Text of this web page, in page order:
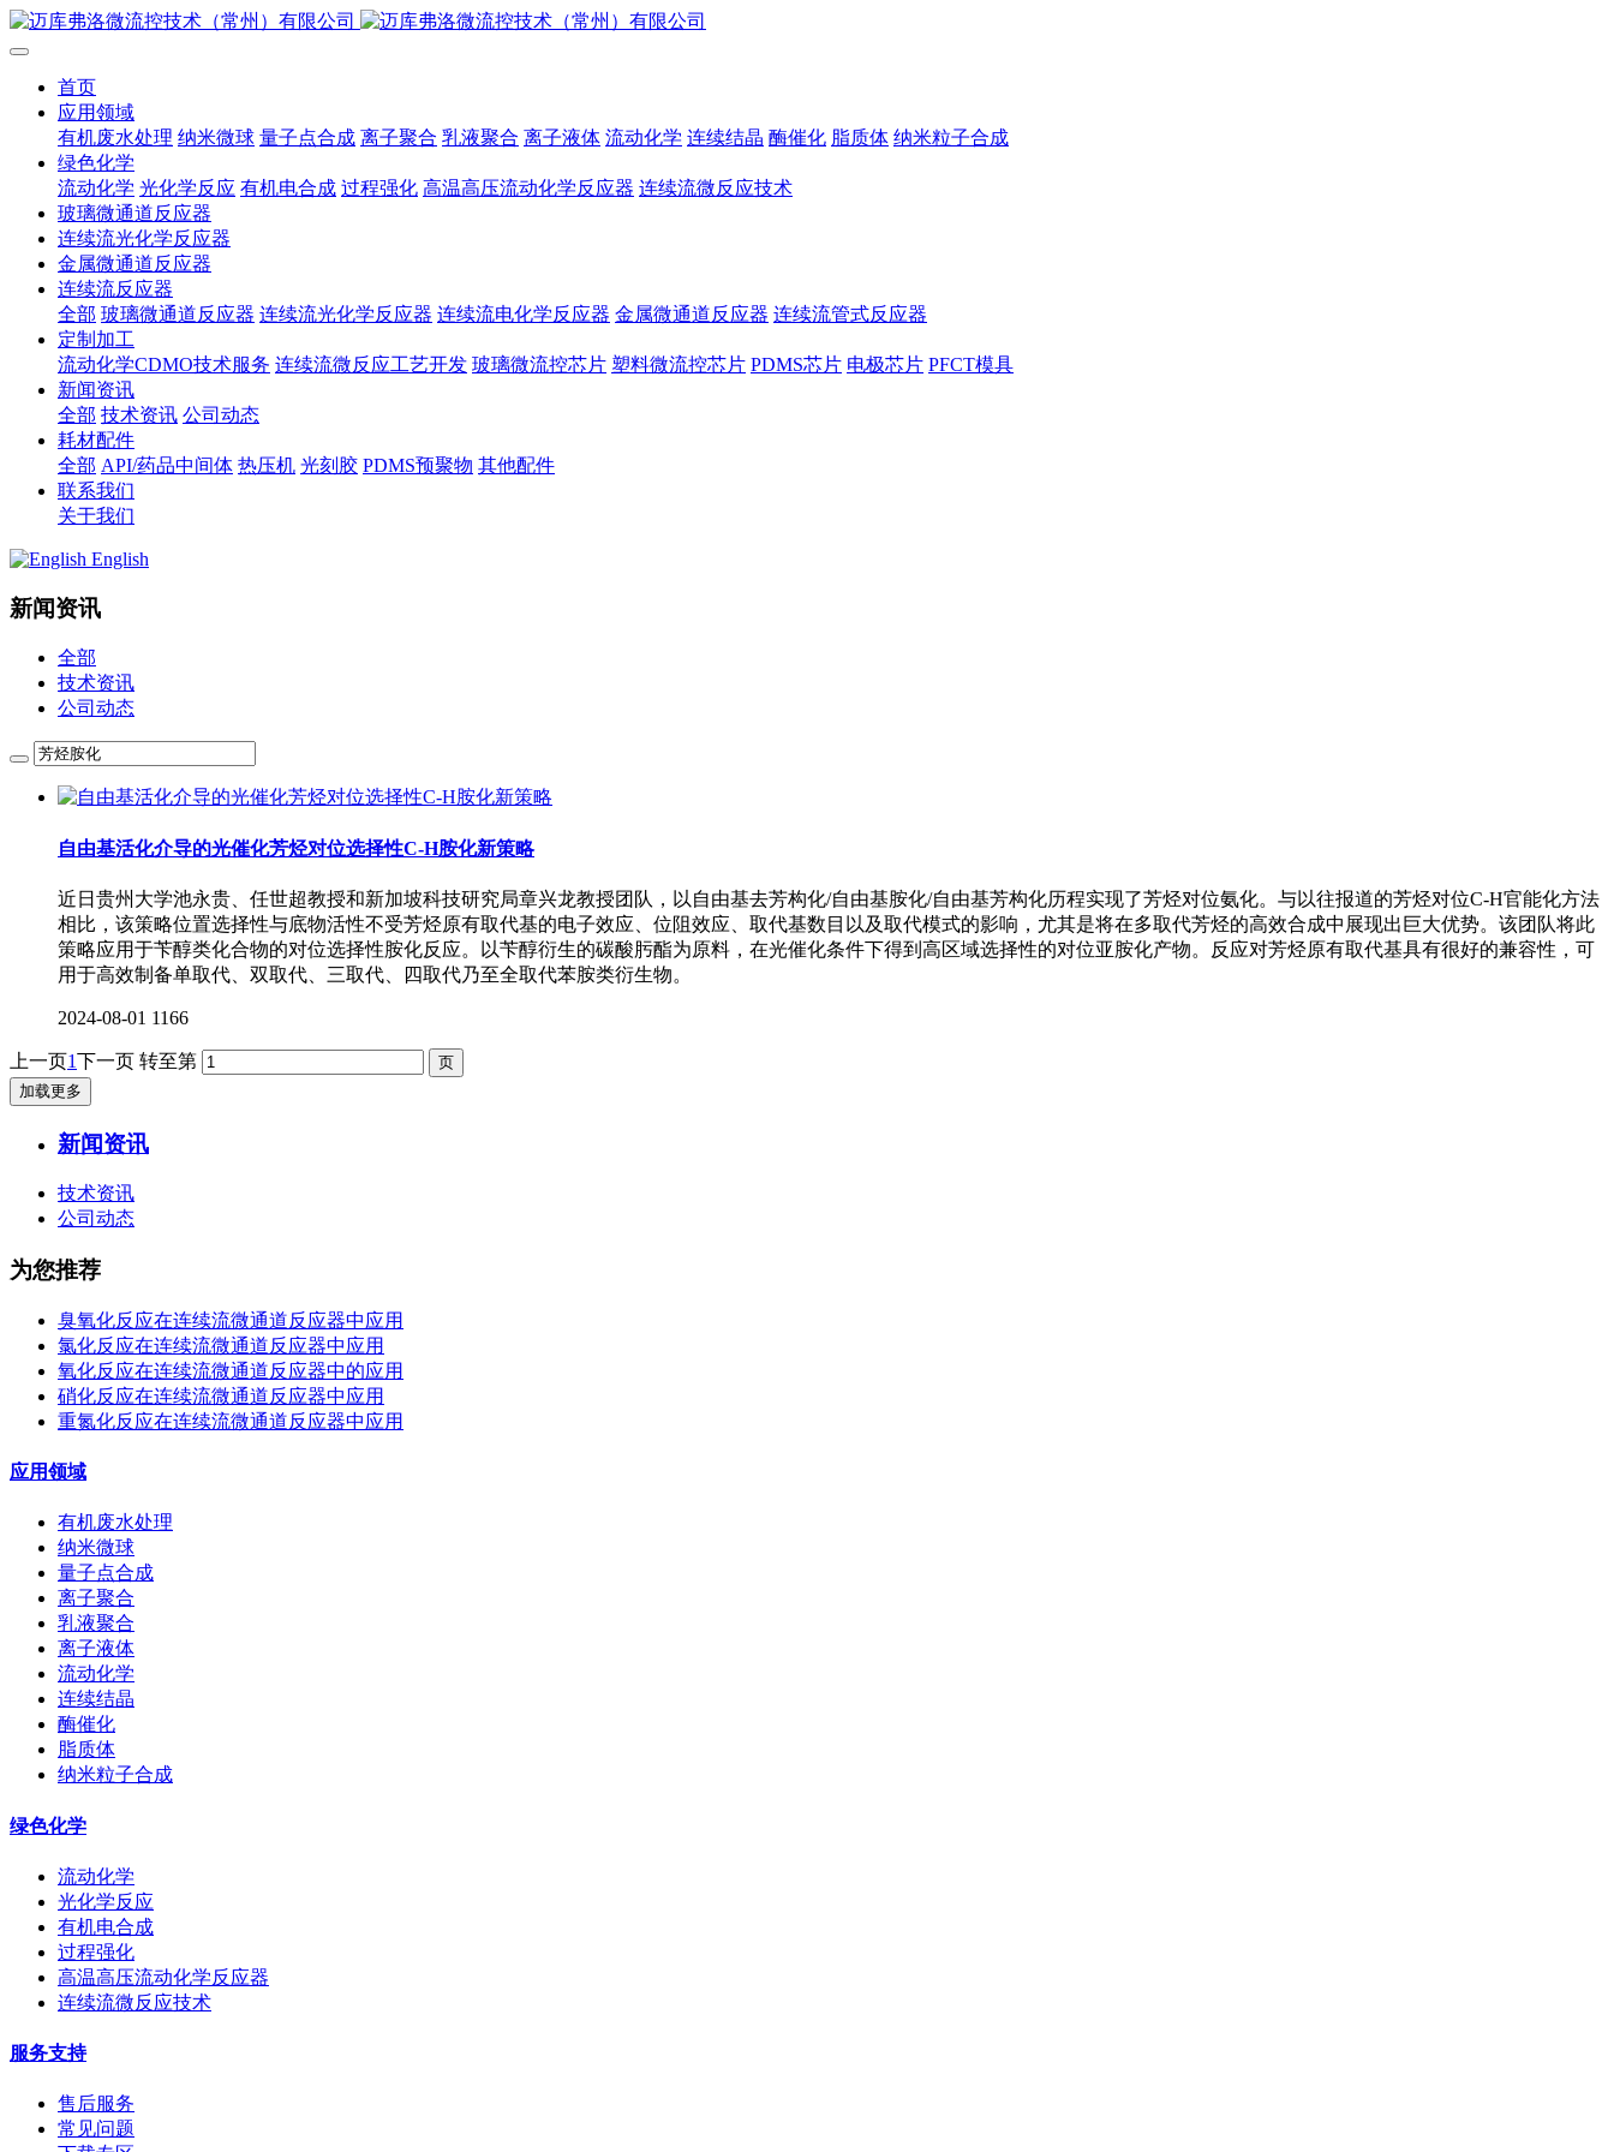
首页
应用领域
有机废水处理 纳米微球 量子点合成 离子聚合 乳液聚合 离子液体 流动化学 连续结晶 酶催化 脂质体 纳米粒子合成
绿色化学
流动化学 光化学反应 有机电合成 过程强化 高温高压流动化学反应器 连续流微反应技术
玻璃微通道反应器
连续流光化学反应器
金属微通道反应器
连续流反应器
全部 玻璃微通道反应器 连续流光化学反应器 连续流电化学反应器 金属微通道反应器 连续流管式反应器
定制加工
流动化学CDMO技术服务 连续流微反应工艺开发 玻璃微流控芯片 塑料微流控芯片 PDMS芯片 电极芯片 PFCT模具
新闻资讯
全部 技术资讯 公司动态
耗材配件
全部 API/药品中间体 热压机 光刻胶 PDMS预聚物 其他配件
联系我们
关于我们
English
新闻资讯
全部
技术资讯
公司动态
自由基活化介导的光催化芳烃对位选择性C-H胺化新策略
近日贵州大学池永贵、任世超教授和新加坡科技研究局章兴龙教授团队，以自由基去芳构化/自由基胺化/自由基芳构化历程实现了芳烃对位氨化。与以往报道的芳烃对位C-H官能化方法
相比，该策略位置选择性与底物活性不受芳烃原有取代基的电子效应、位阻效应、取代基数目以及取代模式的影响，尤其是将在多取代芳烃的高效合成中展现出巨大优势。该团队将此
策略应用于苄醇类化合物的对位选择性胺化反应。以苄醇衍生的碳酸肟酯为原料，在光催化条件下得到高区域选择性的对位亚胺化产物。反应对芳烃原有取代基具有很好的兼容性，可
用于高效制备单取代、双取代、三取代、四取代乃至全取代苯胺类衍生物。
2024-08-01 1166
上一页1下一页 转至第
加载更多
新闻资讯
技术资讯
公司动态
为您推荐
臭氧化反应在连续流微通道反应器中应用
氯化反应在连续流微通道反应器中应用
氧化反应在连续流微通道反应器中的应用
硝化反应在连续流微通道反应器中应用
重氮化反应在连续流微通道反应器中应用
应用领域
有机废水处理
纳米微球
量子点合成
离子聚合
乳液聚合
离子液体
流动化学
连续结晶
酶催化
脂质体
纳米粒子合成
绿色化学
流动化学
光化学反应
有机电合成
过程强化
高温高压流动化学反应器
连续流微反应技术
服务支持
售后服务
常见问题